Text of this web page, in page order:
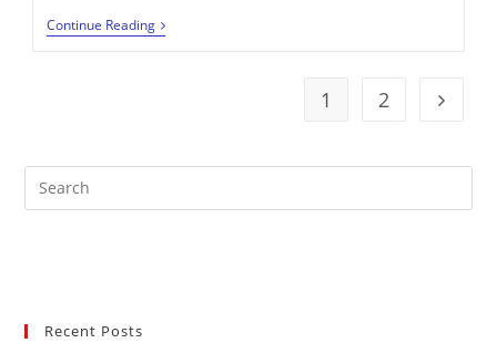
Continue Reading
1 2
Recent Posts